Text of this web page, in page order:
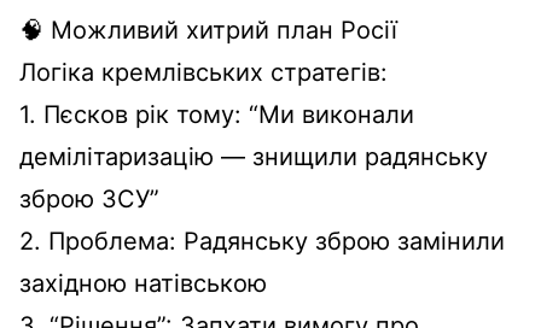
🧠 Можливий хитрий план Росії
Логіка кремлівських стратегів:
1. Пєсков рік тому: “Ми виконали
демілітаризацію — знищили радянську
зброю ЗСУ”
2. Проблема: Радянську зброю замінили
західною натівською